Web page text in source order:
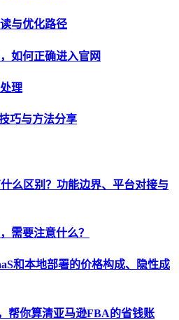
与优化路径
如何正确进入官网
理
巧与方法分享
么区别？功能边界、平台对接与
需要注意什么？
和本地部署的价格构成、隐性成
帮你算清亚马逊FBA的省钱账